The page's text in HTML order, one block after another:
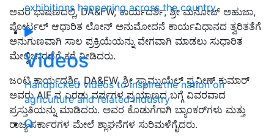
exhibitions happening across the country
Videos
Handpicked videos to inspire the nation on
agriculture and related industry
ಅವರ ಭಾಷಣದಲ್ಲಿ, DA&FW, ಕಾರ್ಯದರ್ಶಿ, ಶ್ರೀ ಮನೋಜ್ ಅಹುಜಾ,
ಪೋರ್ಟಲ್ ಆಧಾರಿತ ಲೋನ್ ಅನುಮೋದನೆ ಕಾರ್ಯವಿಧಾನದ ತ್ವರಿತತೆಗೆ
ಅನುಗುಣವಾಗಿ ಸಾಲ ಪ್ರಕ್ರಿಯೆಯನ್ನು ವೇಗವಾಗಿ ಮಾಡಲು ಸುಧಾರಿತ
ಮೇಲ್ವಿಚಾರಣೆಗೆ ಕರೆ ನೀಡಿದರು.
ಜಂಟಿ ಕಾರ್ಯದರ್ಶಿ, DA&FW, ಶ್ರೀ ಸ್ಯಾಮ್ಯುಯೆಲ್ ಪ್ರವೀಣ್ ಕುಮಾರ್
ಅವರು AIF ನ ಎರಡು ವರ್ಷಗಳ ಪ್ರಯಾಣದ ಬಗ್ಗೆ ವಿವರವಾದ
ಪ್ರಸ್ತುತಿಯನ್ನು ಮಾಡಿದರು. ಅವರ ಕೊಡುಗೆಗಾಗಿ ಬ್ಯಾಂಕರ್‌ಗಳು ಮತ್ತು
ರಾಜ್ಯ ಸರ್ಕಾರಗಳ ಮೇಲೆ ಶ್ಲಾಘನೆಗಳ ಸುರಿಮಳೆಗೈದರು.